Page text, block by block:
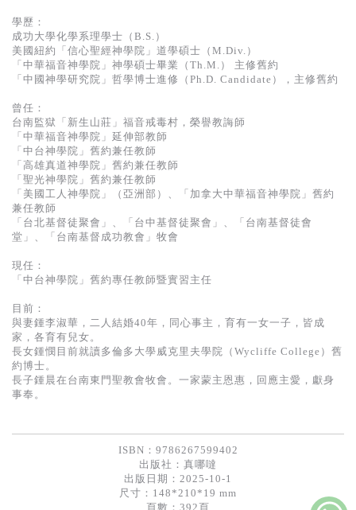
學歷：
成功大學化學系理學士（B.S.）
美國紐約「信心聖經神學院」道學碩士（M.Div.）
「中華福音神學院」神學碩士畢業（Th.M.） 主修舊約
「中國神學研究院」哲學博士進修（Ph.D. Candidate），主修舊約
曾任：
台南監獄「新生山莊」福音戒毒村，榮譽教誨師
「中華福音神學院」延伸部教師
「中台神學院」舊約兼任教師
「高雄真道神學院」舊約兼任教師
「聖光神學院」舊約兼任教師
「美國工人神學院」（亞洲部）、「加拿大中華福音神學院」舊約
兼任教師
「台北基督徒聚會」、「台中基督徒聚會」、「台南基督徒會
堂」、「台南基督成功教會」牧會
現任：
「中台神學院」舊約專任教師暨實習主任
目前：
與妻鍾李淑華，二人結婚40年，同心事主，育有一女一子，皆成
家，各育有兒女。
長女鍾憫目前就讀多倫多大學威克里夫學院（Wycliffe College）舊
約博士。
長子鍾晨在台南東門聖教會牧會。一家蒙主恩惠，回應主愛，獻身
事奉。
ISBN：9786267599402
出版社： 真哪噠
出版日期：2025-10-1
尺寸：148*210*19 mm
頁數：392頁